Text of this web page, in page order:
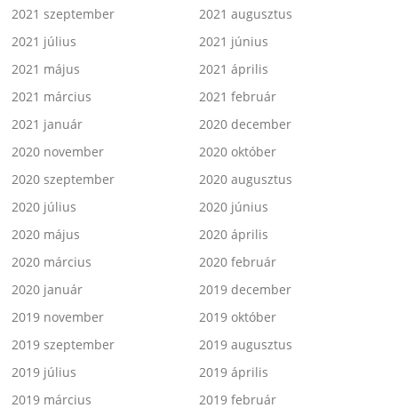
2021 szeptember
2021 augusztus
2021 július
2021 június
2021 május
2021 április
2021 március
2021 február
2021 január
2020 december
2020 november
2020 október
2020 szeptember
2020 augusztus
2020 július
2020 június
2020 május
2020 április
2020 március
2020 február
2020 január
2019 december
2019 november
2019 október
2019 szeptember
2019 augusztus
2019 július
2019 április
2019 március
2019 február